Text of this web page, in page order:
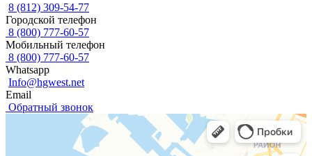
8 (812) 309-54-77
Городской телефон
8 (800) 777-60-57
Мобильный телефон
8 (800) 777-60-57
Whatsapp
Info@hgwest.net
Email
Обратный звонок